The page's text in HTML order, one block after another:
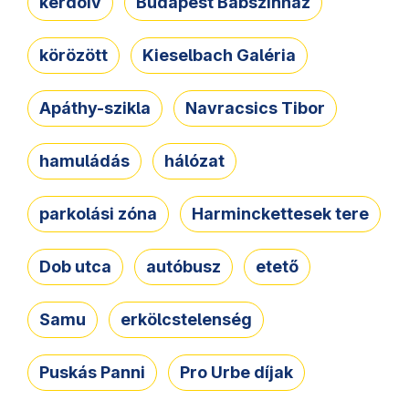
körözött Kieselbach Galéria
Apáthy-szikla Navracsics Tibor
hamuládás hálózat
parkolási zóna Harminckettesek tere
Dob utca autóbusz etető
Samu erkölcstelenség
Puskás Panni Pro Urbe díjak